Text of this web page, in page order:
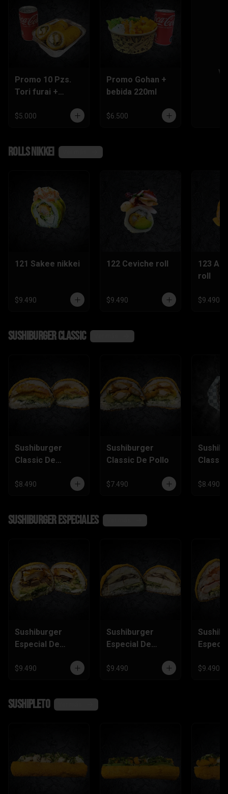
Promo 10 Pzs.
Tori furai +
$5.000
Promo Gohan +
bebida 220ml
$6.500
Rolls nikkei
121 Sakee nikkei
$9.490
122 Ceviche roll
$9.490
123
roll
$9.490
SushiBurger Classic
Sushiburger
Classic De
$8.490
Sushiburger
Classic De Pollo
$7.490
Classic
$8.490
SushiBurger Especiales
Sushiburger
Especial De
Furai
$9.490
Sushiburger
Especial De
Champiñón
$9.490 $9.490
SushiPleto